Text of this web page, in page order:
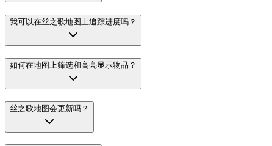
我可以在丝之歌地图上追踪进度吗？
如何在地图上筛选和高亮显示物品？
丝之歌地图会更新吗？